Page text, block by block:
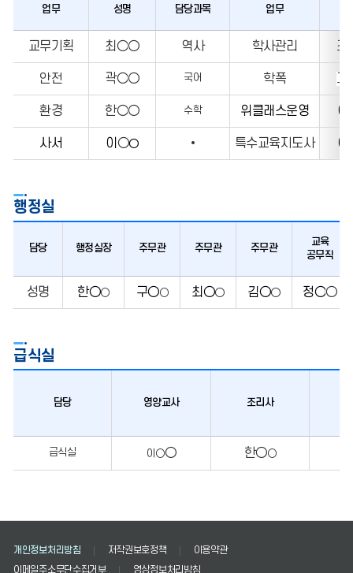
업무 성명 담당과목 업무
교무기획 최○○ 역사 학사관리 조
안전 곽○○ 국어 학폭
환경 한○○ 수학 위클래스운영 이
사서 이 ○○ • 특수교육지도사 이
행정실
담당 행정실장 주무관 주무관 주무관
교육
공무직
성명 한○○ 구○○ 최○○ 김○○ 정○○
급식실
담당 영양교사 조리사
급식실 이○○ 한○○
개인정보처리방침 저작권보호정책
이용약관
이메일주소무단수집거부
영상정보처리방침